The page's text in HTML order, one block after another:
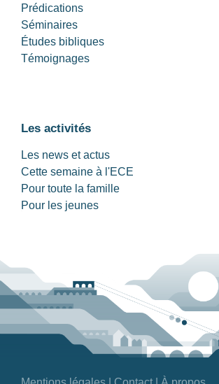
Prédications
Séminaires
Études bibliques
Témoignages
Les activités
Les news et actus
Cette semaine à l'ECE
Pour toute la famille
Pour les jeunes